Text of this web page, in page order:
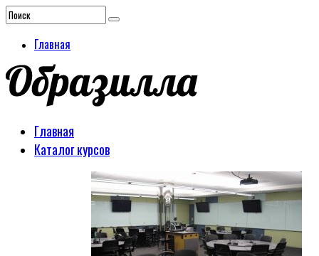
Главная
Главная
Каталог курсов